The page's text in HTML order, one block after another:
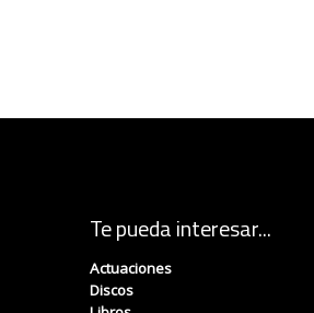
Te pueda interesar...
Actuaciones
Discos